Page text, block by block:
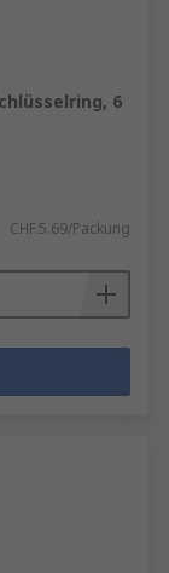
6
CHF.5.69/Packung